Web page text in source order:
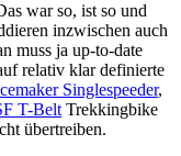
war so, ist so und
inzwischen auch
muss ja up-to-date
relativ klar definierte
Singlespeeder,
T-BeltTrekkingbike
übertreiben.